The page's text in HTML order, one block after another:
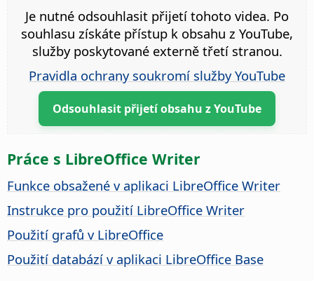
Je nutné odsouhlasit přijetí tohoto videa. Po
souhlasu získáte přístup k obsahu z YouTube,
služby poskytované externě třetí stranou.
Pravidla ochrany soukromí služby YouTube
Odsouhlasit přijetí obsahu z YouTube
Práce s LibreOffice Writer
Funkce obsažené v aplikaci LibreOffice Writer
Instrukce pro použití LibreOffice Writer
Použití grafů v LibreOffice
Použití databází v aplikaci LibreOffice Base